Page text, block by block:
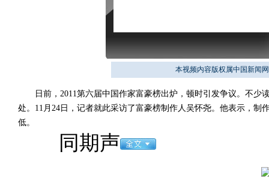
本视频内容版权属中国新闻
日前，2011第六届中国作家富豪榜出炉，顿时引发争议。不少
处。11月24日，记者就此采访了富豪榜制作人吴怀尧。他表示，
低。
同期声